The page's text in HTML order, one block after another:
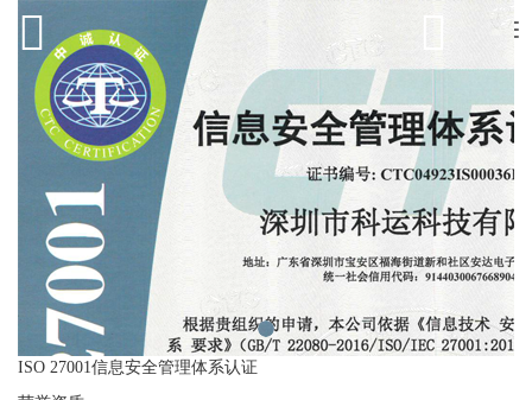
ISO 27001信息安全管理体系认证